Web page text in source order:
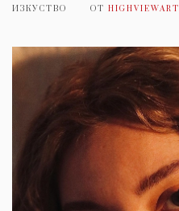
ИЗКУСТВО ОТ HIGHVIEWART